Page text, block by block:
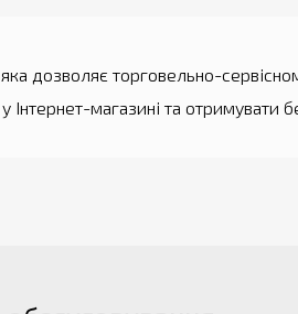
дозволяє торговельно-
Інтернет-магазині та отримувати